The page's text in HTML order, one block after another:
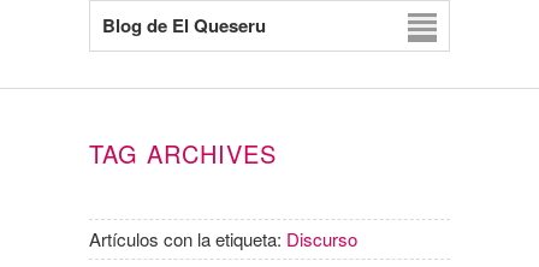
Blog de El Queseru
TAG ARCHIVES
Artículos con la etiqueta: Discurso